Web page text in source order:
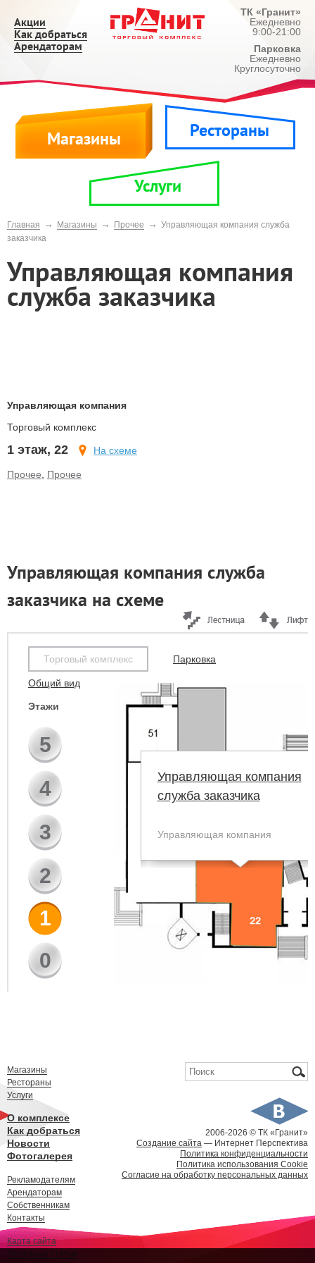
Акции
Как добраться
Арендаторам
ТК «Гранит»
Ежедневно
9:00-21:00
Парковка
Ежедневно
Круглосуточно
Магазины Рестораны
Услуги
Главная → Магазины → Прочее → Управляющая компания служба
заказчика
Управляющая компания
служба заказчика
Управляющая компания
Торговый комплекс
1 этаж, 22 На схеме
Прочее Прочее
Управляющая компания служба
заказчика на схеме
Торговый комплекс Парковка
Общий вид
Этажи
5
4
3
2
1
0
Управляющая компания
служба заказчика
Управляющая компания
2006-2026 © ТК «Гранит»
Создание сайта — Интернет Перспектива
Политика конфиденциальности
Политика использования Cookie
Согласие на обработку персональных данных
Форма поиска
Поиск
Магазины
Рестораны
Услуги
О комплексе
Как добраться
Новости
Фотогалерея
Рекламодателям
Арендаторам
Собственникам
Контакты
Карта сайта
Полезные статьи